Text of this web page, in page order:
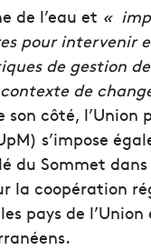
de l’eau et «
pour intervenir
de gestion
de
son côté, l’Union
s’impose
du Sommet dans
la coopération
pays de